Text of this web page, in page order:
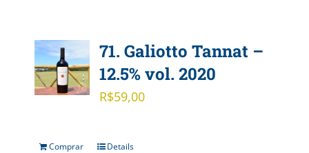
71. Galiotto Tannat –
12.5% vol. 2020
R$59,00
Comprar Details